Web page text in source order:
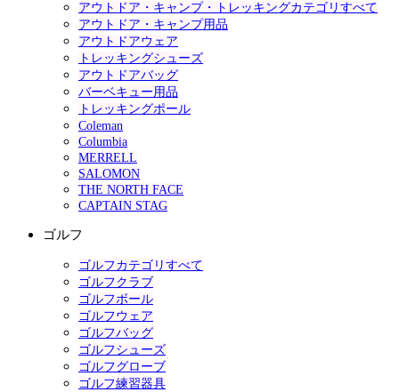
アウトドア・キャンプ・トレッキングカテゴリすべて
アウトドア・キャンプ用品
アウトドアウェア
トレッキングシューズ
アウトドアバッグ
バーベキュー用品
トレッキングポール
Coleman
Columbia
MERRELL
SALOMON
THE NORTH FACE
CAPTAIN STAG
ゴルフ
ゴルフカテゴリすべて
ゴルフクラブ
ゴルフボール
ゴルフウェア
ゴルフバッグ
ゴルフシューズ
ゴルフグローブ
ゴルフ練習器具